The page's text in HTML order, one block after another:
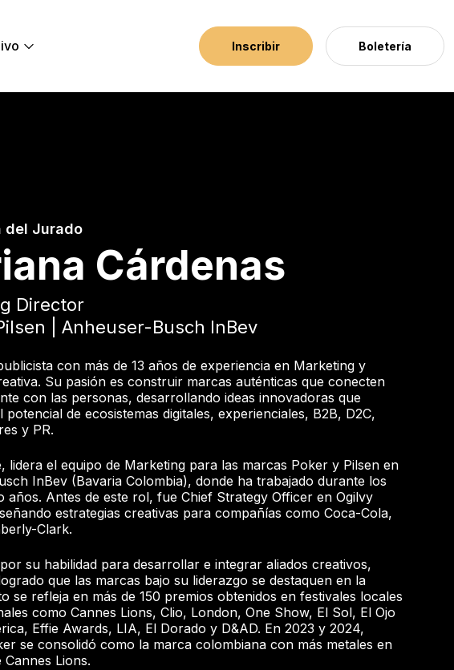
Inscribir Boletería
del Jurado
Cárdenas
Director
| Anheuser-Busch InBev
con más de 13 años de experiencia en Marketing y
Su pasión es construir marcas auténticas que conecten
con las personas, desarrollando ideas innovadoras que
potencial de ecosistemas digitales, experienciales, B2B, D2C,
y PR.
lidera el equipo de Marketing para las marcas Poker y Pilsen en
InBev (Bavaria Colombia), donde ha trabajado durante los
años. Antes de este rol, fue Chief Strategy Officer en Ogilvy
estrategias creativas para compañías como Coca-Cola,
Clark.
su habilidad para desarrollar e integrar aliados creativos,
que las marcas bajo su liderazgo se destaquen en la
se refleja en más de 150 premios obtenidos en festivales locales
como Cannes Lions, Clio, London, One Show, El Sol, El Ojo
Effie Awards, LIA, El Dorado y D&AD. En 2023 y 2024,
se consolidó como la marca colombiana con más metales en
Cannes Lions.